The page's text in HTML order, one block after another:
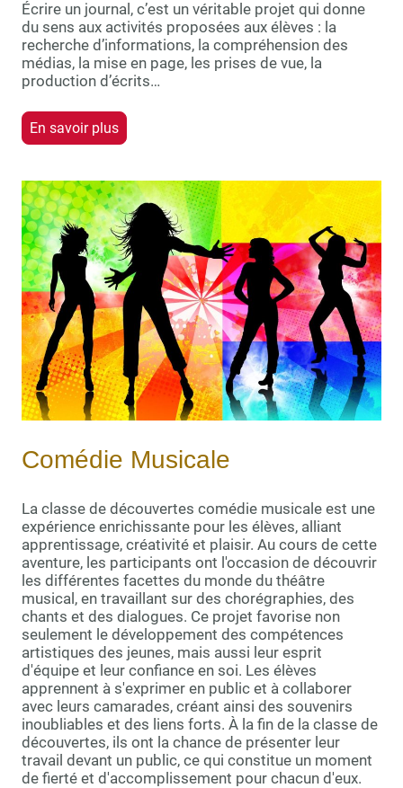
Écrire un journal, c’est un véritable projet qui donne
du sens aux activités proposées aux élèves : la
recherche d’informations, la compréhension des
médias, la mise en page, les prises de vue, la
production d’écrits…
En savoir plus
Comédie Musicale
La classe de découvertes comédie musicale est une
expérience enrichissante pour les élèves, alliant
apprentissage, créativité et plaisir. Au cours de cette
aventure, les participants ont l'occasion de découvrir
les différentes facettes du monde du théâtre
musical, en travaillant sur des chorégraphies, des
chants et des dialogues. Ce projet favorise non
seulement le développement des compétences
artistiques des jeunes, mais aussi leur esprit
d'équipe et leur confiance en soi. Les élèves
apprennent à s'exprimer en public et à collaborer
avec leurs camarades, créant ainsi des souvenirs
inoubliables et des liens forts. À la fin de la classe de
découvertes, ils ont la chance de présenter leur
travail devant un public, ce qui constitue un moment
de fierté et d'accomplissement pour chacun d'eux.